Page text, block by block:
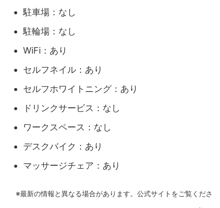
駐車場：なし
駐輪場：なし
WiFi：あり
セルフネイル：あり
セルフホワイトニング：あり
ドリンクサービス：なし
ワークスペース：なし
デスクバイク：あり
マッサージチェア：あり
※最新の情報と異なる場合があります。公式サイトをご覧くださ